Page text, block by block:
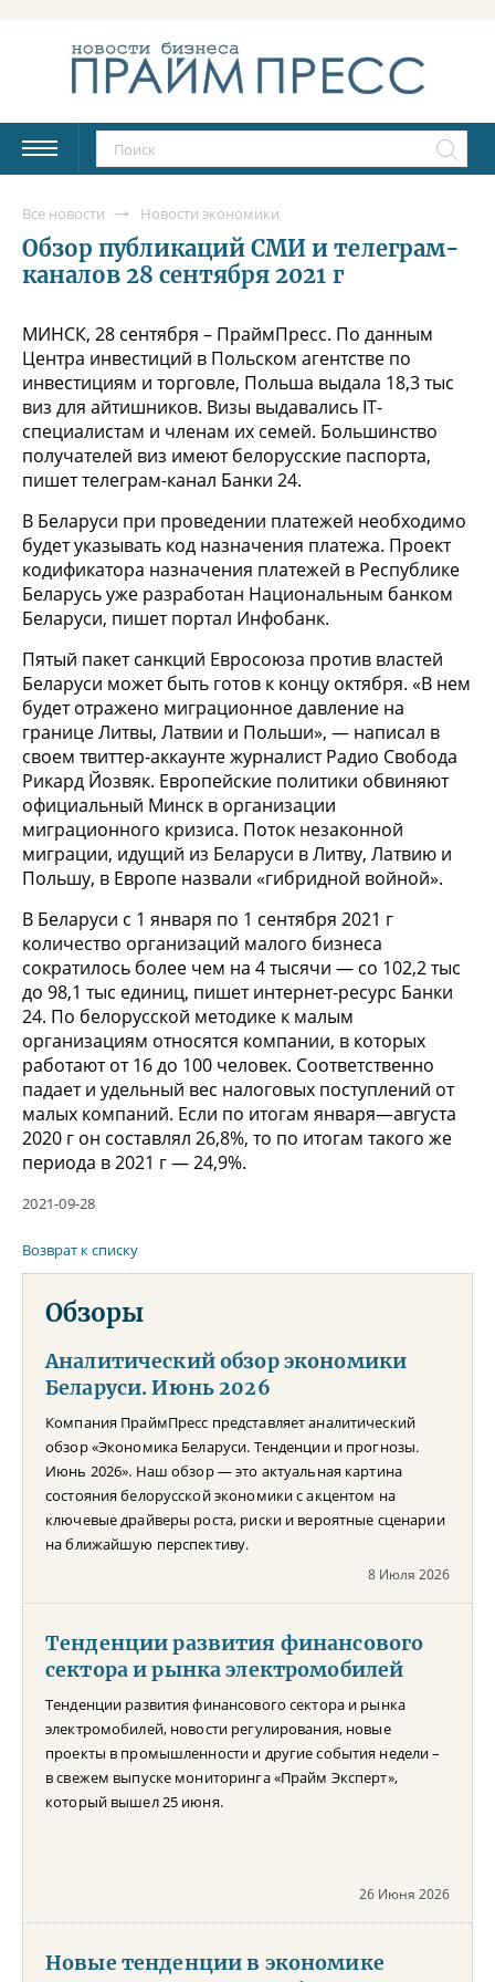
Все новости Новости экономики
Обзор публикаций СМИ и телеграм-
каналов 28 сентября 2021 г
МИНСК, 28 сентября – ПраймПресс. По данным
Центра инвестиций в Польском агентстве по
инвестициям и торговле, Польша выдала 18,3 тыс
виз для айтишников. Визы выдавались ІТ-
специалистам и членам их семей. Большинство
получателей виз имеют белорусские паспорта,
пишет телеграм-канал Банки 24.
В Беларуси при проведении платежей необходимо
будет указывать код назначения платежа. Проект
кодификатора назначения платежей в Республике
Беларусь уже разработан Национальным банком
Беларуси, пишет портал Инфобанк.
Пятый пакет санкций Евросоюза против властей
Беларуси может быть готов к концу октября. «В нем
будет отражено миграционное давление на
границе Литвы, Латвии и Польши», — написал в
своем твиттер-аккаунте журналист Радио Свобода
Рикард Йозвяк. Европейские политики обвиняют
официальный Минск в организации
миграционного кризиса. Поток незаконной
миграции, идущий из Беларуси в Литву, Латвию и
Польшу, в Европе назвали «гибридной войной».
В Беларуси с 1 января по 1 сентября 2021 г
количество организаций малого бизнеса
сократилось более чем на 4 тысячи — со 102,2 тыс
до 98,1 тыс единиц, пишет интернет-ресурс Банки
24. По белорусской методике к малым
организациям относятся компании, в которых
работают от 16 до 100 человек. Соответственно
падает и удельный вес налоговых поступлений от
малых компаний. Если по итогам января—августа
2020 г он составлял 26,8%, то по итогам такого же
периода в 2021 г — 24,9%.
2021-09-28
Возврат к списку
Обзоры
Аналитический обзор экономики
Беларуси. Июнь 2026
Компания ПраймПресс представляет аналитический
обзор «Экономика Беларуси. Тенденции и прогнозы.
Июнь 2026». Наш обзор — это актуальная картина
состояния белорусской экономики с акцентом на
ключевые драйверы роста, риски и вероятные сценарии
на ближайшую перспективу.
8 Июля 2026
Тенденции развития финансового
сектора и рынка электромобилей
Тенденции развития финансового сектора и рынка
электромобилей, новости регулирования, новые
проекты в промышленности и другие события недели –
в свежем выпуске мониторинга «Прайм Эксперт»,
который вышел 25 июня.
26 Июня 2026
Новые тенденции в экономике